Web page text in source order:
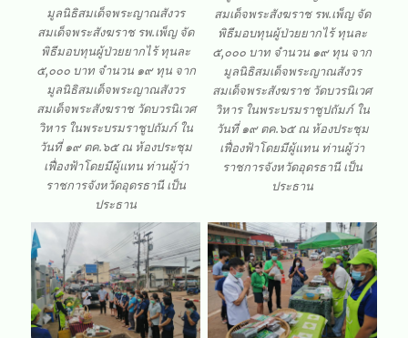
มูลนิธิสมเด็จพระญาณสังวร
สมเด็จพระสังฆราช รพ.เพ็ญ จัด
พิธีมอบทุนผู้ป่วยยากไร้ ทุนละ
๕,๐๐๐ บาท จำนวน ๑๙ ทุน จาก
มูลนิธิสมเด็จพระญาณสังวร
สมเด็จพระสังฆราช วัดบวรนิเวศ
วิหาร ในพระบรมราชูปถัมภ์ ใน
วันที่ ๑๙ ตค.๖๕ ณ ห้องประชุม
เฟื่องฟ้าโดยมีผู้แทน ท่านผู้ว่า
ราชการจังหวัดอุดรธานี เป็น
ประธาน
สมเด็จพระสังฆราช รพ.เพ็ญ จัด
พิธีมอบทุนผู้ป่วยยากไร้ ทุนละ
๕,๐๐๐ บาท จำนวน ๑๙ ทุน จาก
มูลนิธิสมเด็จพระญาณสังวร
สมเด็จพระสังฆราช วัดบวรนิเวศ
วิหาร ในพระบรมราชูปถัมภ์ ใน
วันที่ ๑๙ ตค.๖๕ ณ ห้องประชุม
เฟื่องฟ้าโดยมีผู้แทน ท่านผู้ว่า
ราชการจังหวัดอุดรธานี เป็น
ประธาน